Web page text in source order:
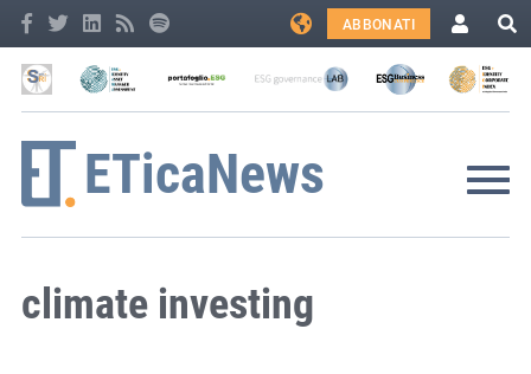
ABBONATI
climate investing